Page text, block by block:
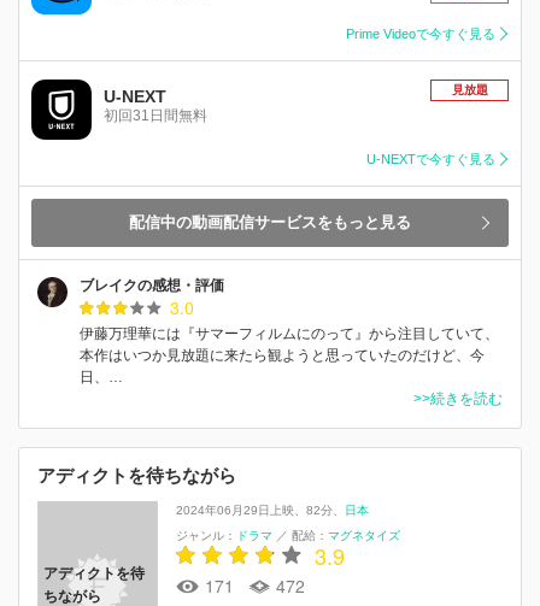
Prime Videoで今すぐ見る
U-NEXT
初回31日間無料
見放題
U-NEXTで今すぐ見る
配信中の動画配信サービスをもっと見る
ブレイクの感想・評価
3.0
伊藤万理華には『サマーフィルムにのって』から注目していて、
本作はいつか見放題に来たら観ようと思っていたのだけど、今
日、…
>>続きを読む
アディクトを待ちながら
アディクトを待
ちながら
2024年06月29日上映 82分
日本
ジャンル：
ドラマ ／ 配給： マグネタイズ
3.9
171 472